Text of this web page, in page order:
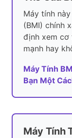
Máy tính
(BMI) chính
định xem cơ
mạnh hay
Máy Tính
Bạn Một
Máy Tính